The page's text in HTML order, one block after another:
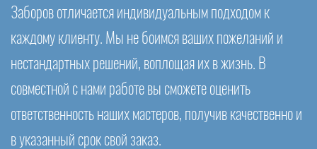
Заборов отличается индивидуальным подходом к
каждому клиенту. Мы не боимся ваших пожеланий и
нестандартных решений, воплощая их в жизнь. В
совместной с нами работе вы сможете оценить
ответственность наших мастеров, получив качественно и
в указанный срок свой заказ.